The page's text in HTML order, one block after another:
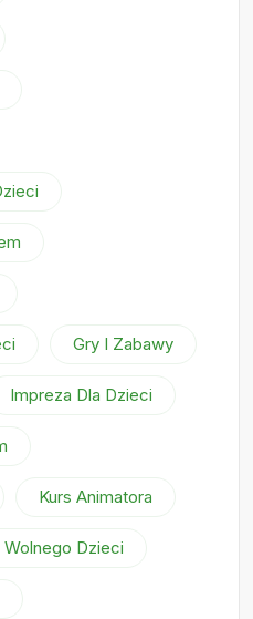
Gry I Zabawy
Impreza Dla Dzieci
Kurs Animatora
Wolnego Dzieci